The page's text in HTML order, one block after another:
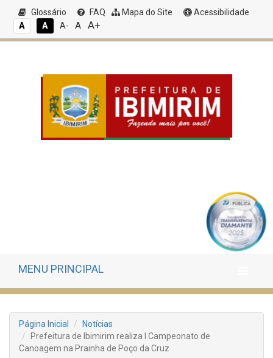
Glossário FAQ Mapa do Site
Acessibilidade
A
A A- A A+
MENU PRINCIPAL
Página Inicial
Notícias
Prefeitura de Ibimirim realiza I Campeonato de
Canoagem na Prainha de Poço da Cruz